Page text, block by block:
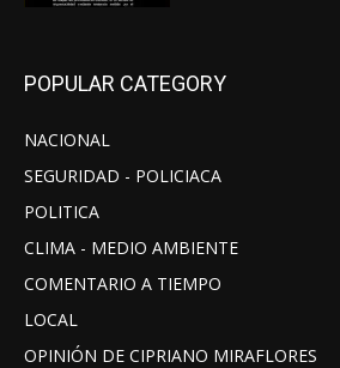
POPULAR CATEGORY
NACIONAL
SEGURIDAD - POLICIACA
POLITICA
CLIMA - MEDIO AMBIENTE
COMENTARIO A TIEMPO
LOCAL
OPINIÓN DE CIPRIANO MIRAFLORES